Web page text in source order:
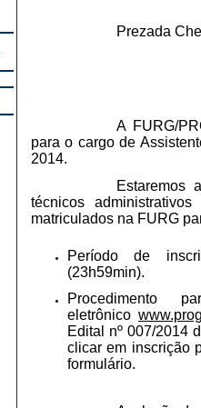
Prezada
A FURG/
para o cargo de
2014.
Estaremos
técnicos
matriculados na FURG
Período de
(23h59min).
Procedimento
eletrônico
Edital nº 007/2014
clicar em inscrição
formulário.